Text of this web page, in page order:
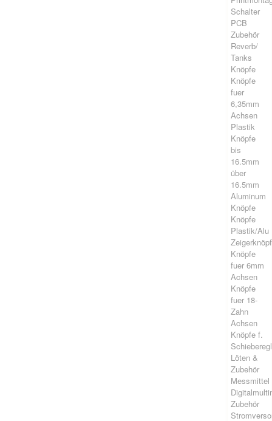
Schalter
PCB
Zubehör
Reverb/
Tanks
Knöpfe
Knöpfe
fuer
6,35mm
Achsen
Plastik
Knöpfe
bis
16.5mm
über
16.5mm
Aluminum
Knöpfe
Knöpfe
Plastik/Alu
Knöpfe
fuer 6mm
Achsen
Knöpfe
fuer 18-
Zahn
Achsen
Knöpfe f.
Löten &
Zubehör
Messmittel
Zubehör